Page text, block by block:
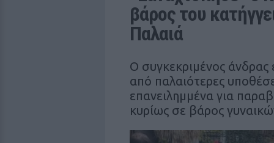
βάρος του
Παλαιά
Ο συγκεκριμένος άνδρας
από παλαιότερες
επανειλημμένα για
κυρίως σε βάρος